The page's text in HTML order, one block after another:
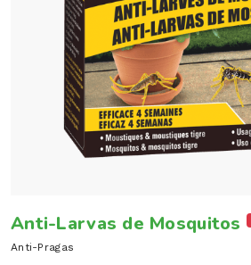
Anti-Larvas de Mosquitos
Anti-Pragas